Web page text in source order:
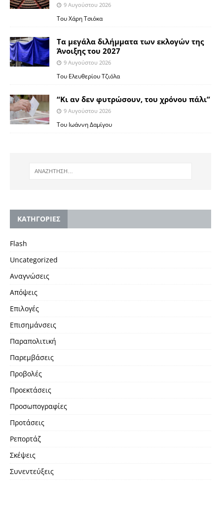
9 Αυγούστου 2026
Του Χάρη Τσιόκα
Τα μεγάλα διλήμματα των εκλογών της
Άνοιξης του 2027
9 Αυγούστου 2026
Του Ελευθερίου Τζιόλα
“Κι αν δεν φυτρώσουν, του χρόνου πάλι”
9 Αυγούστου 2026
Toυ Ιωάννη Δαμίγου
KΑΤΗΓΟΡΙΕΣ
Flash
Uncategorized
Αναγνώσεις
Απόψεις
Επιλογές
Επισημάνσεις
Παραπολιτική
Παρεμβάσεις
Προβολές
Προεκτάσεις
Προσωπογραφίες
Προτάσεις
Ρεπορτάζ
Σκέψεις
Συνεντεύξεις